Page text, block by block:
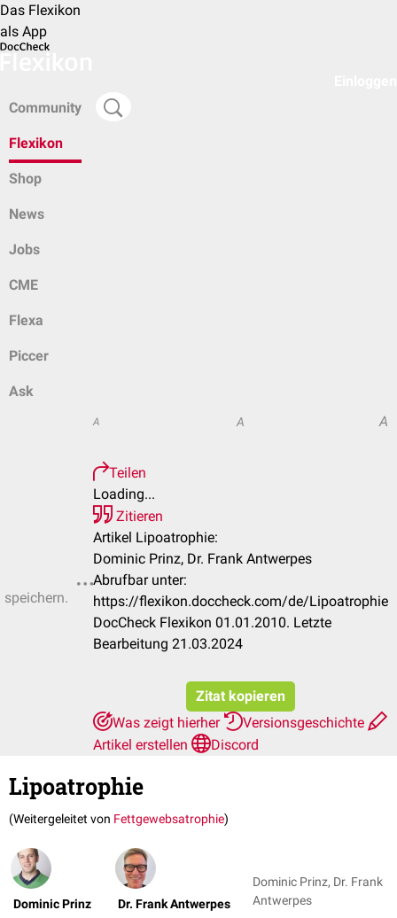
Das Flexikon
als App
Community
Flexikon
Shop
News
Jobs
CME
Flexa
Piccer
Ask
A A A
Teilen
Loading...
Zitieren
Artikel Lipoatrophie:
Dominic Prinz, Dr. Frank Antwerpes
Abrufbar unter:
https://flexikon.doccheck.com/de/Lipoatrophie
DocCheck Flexikon 01.01.2010. Letzte
Bearbeitung 21.03.2024
Zitat kopieren
Was zeigt hierher
Versionsgeschichte
Artikel erstellen
Discord
Lipoatrophie
(Weitergeleitet von Fettgewebsatrophie)
Dominic Prinz Dr. Frank Antwerpes
Dominic Prinz, Dr. Frank
Antwerpes